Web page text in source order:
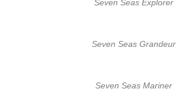
Seven Seas Explorer
Seven Seas Grandeur
Seven Seas Mariner